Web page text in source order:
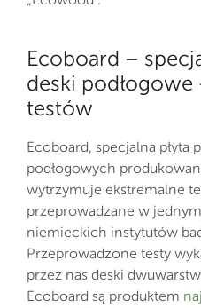
Ecoboard –
deski podłogowe
testów
Ecoboard, specjalna płyta
podłogowych
wytrzymuje ekstremalne
przeprowadzane w
niemieckich instytutów
Przeprowadzone testy
przez nas deski
Ecoboard są produktem